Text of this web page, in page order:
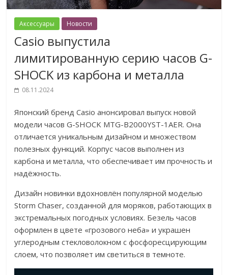
Аксессуары Новости
Casio выпустила
лимитированную серию часов G-
SHOCK из карбона и металла
08.11.2024
Японский бренд Casio анонсировал выпуск новой
модели часов G-SHOCK MTG-B2000YST-1AER. Она
отличается уникальным дизайном и множеством
полезных функций. Корпус часов выполнен из
карбона и металла, что обеспечивает им прочность и
надёжность.
Дизайн новинки вдохновлён популярной моделью
Storm Chaser, созданной для моряков, работающих в
экстремальных погодных условиях. Безель часов
оформлен в цвете «грозового неба» и украшен
углеродным стекловолокном с фосфоресцирующим
слоем, что позволяет им светиться в темноте.